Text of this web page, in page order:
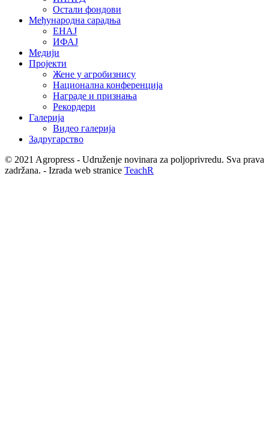
Остали фондови
Међународна сарадња
ЕНАЈ
ИФАЈ
Медији
Пројекти
Жене у агробизнису
Национална конференција
Награде и признања
Рекордери
Галерија
Видео галерија
Задругарство
© 2021 Agropress - Udruženje novinara za poljoprivredu. Sva prava
zadržana. - Izrada web stranice TeachR